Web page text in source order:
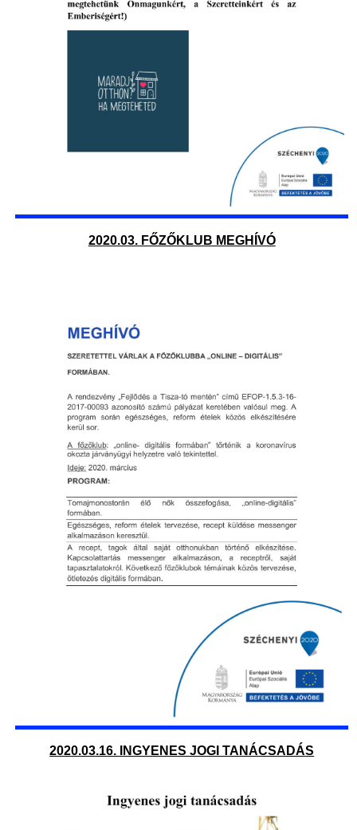
2020.03. FŐZŐKLUB MEGHÍVÓ
2020.03.16. INGYENES JOGI TANÁCSADÁS